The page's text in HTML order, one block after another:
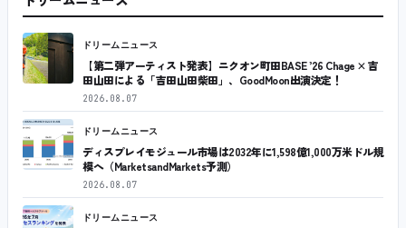
ドリームニュース
【第二弾アーティスト発表】ニクオン町田BASE ’26 Chage × 吉
田山田による「吉田山田柴田」、GoodMoon出演決定！
2026.08.07
ドリームニュース
ディスプレイモジュール市場は2032年に1,598億1,000万米ドル規
模へ（MarketsandMarkets予測）
2026.08.07
ドリームニュース